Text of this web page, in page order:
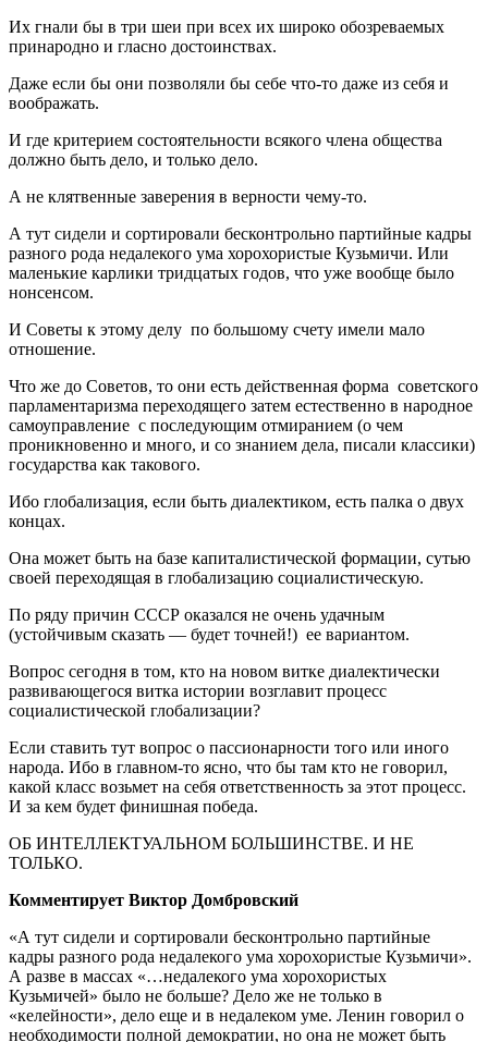
Их гнали бы в три шеи при всех их широко обозреваемых
принародно и гласно достоинствах.
Даже если бы они позволяли бы себе что-то даже из себя и
воображать.
И где критерием состоятельности всякого члена общества
должно быть дело, и только дело.
А не клятвенные заверения в верности чему-то.
А тут сидели и сортировали бесконтрольно партийные кадры
разного рода недалекого ума хорохористые Кузьмичи. Или
маленькие карлики тридцатых годов, что уже вообще было
нонсенсом.
И Советы к этому делу по большому счету имели мало
отношение.
Что же до Советов, то они есть действенная форма советского
парламентаризма переходящего затем естественно в народное
самоуправление с последующим отмиранием (о чем
проникновенно и много, и со знанием дела, писали классики)
государства как такового.
Ибо глобализация, если быть диалектиком, есть палка о двух
концах.
Она может быть на базе капиталистической формации, сутью
своей переходящая в глобализацию социалистическую.
По ряду причин СССР оказался не очень удачным
(устойчивым сказать — будет точней!) ее вариантом.
Вопрос сегодня в том, кто на новом витке диалектически
развивающегося витка истории возглавит процесс
социалистической глобализации?
Если ставить тут вопрос о пассионарности того или иного
народа. Ибо в главном-то ясно, что бы там кто не говорил,
какой класс возьмет на себя ответственность за этот процесс.
И за кем будет финишная победа.
ОБ ИНТЕЛЛЕКТУАЛЬНОМ БОЛЬШИНСТВЕ. И НЕ
ТОЛЬКО.
Комментирует Виктор Домбровский
«А тут сидели и сортировали бесконтрольно партийные
кадры разного рода недалекого ума хорохористые Кузьмичи».
А разве в массах «…недалекого ума хорохористых
Кузьмичей» было не больше? Дело же не только в
«келейности», дело еще и в недалеком уме. Ленин говорил о
необходимости полной демократии, но она не может быть